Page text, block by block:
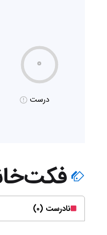
۰
درست
نادرست (۰)